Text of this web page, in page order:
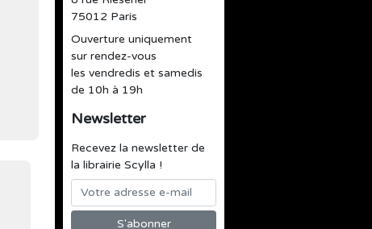
75012 Paris
Ouverture uniquement
sur rendez-vous
les vendredis et samedis
de 10h à 19h
Newsletter
Recevez la newsletter de
la librairie Scylla !